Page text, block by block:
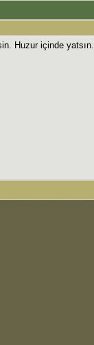
Huzur içinde yatsın.